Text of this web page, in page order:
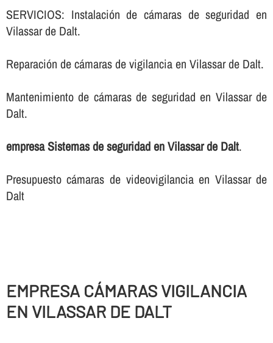
SERVICIOS: Instalación de cámaras de seguridad en
Vilassar de Dalt.
Reparación de cámaras de vigilancia en Vilassar de Dalt.
Mantenimiento de cámaras de seguridad en Vilassar de
Dalt.
empresa Sistemas de seguridad en Vilassar de Dalt.
Presupuesto cámaras de videovigilancia en Vilassar de
Dalt
EMPRESA CÁMARAS VIGILANCIA
EN VILASSAR DE DALT